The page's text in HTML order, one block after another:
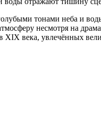
тонами неба и
несмотря на
XIX века, увлечённых